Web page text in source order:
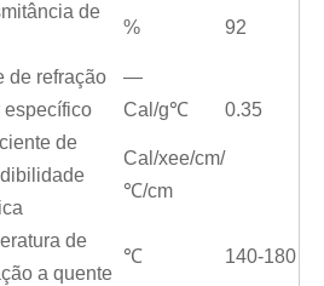
de
% 92
de refração —
específico Cal/g℃
0.35
de
Cal/xee/cm/
℃/cm
de
a quente
℃ 140-180